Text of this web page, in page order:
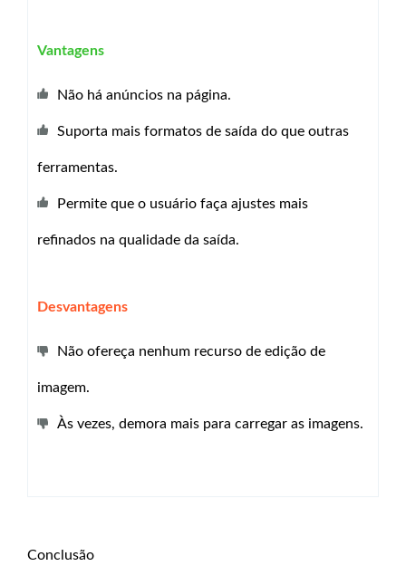
Vantagens
Não há anúncios na página.
Suporta mais formatos de saída do que outras
ferramentas.
Permite que o usuário faça ajustes mais
refinados na qualidade da saída.
Desvantagens
Não ofereça nenhum recurso de edição de
imagem.
Às vezes, demora mais para carregar as imagens.
Conclusão